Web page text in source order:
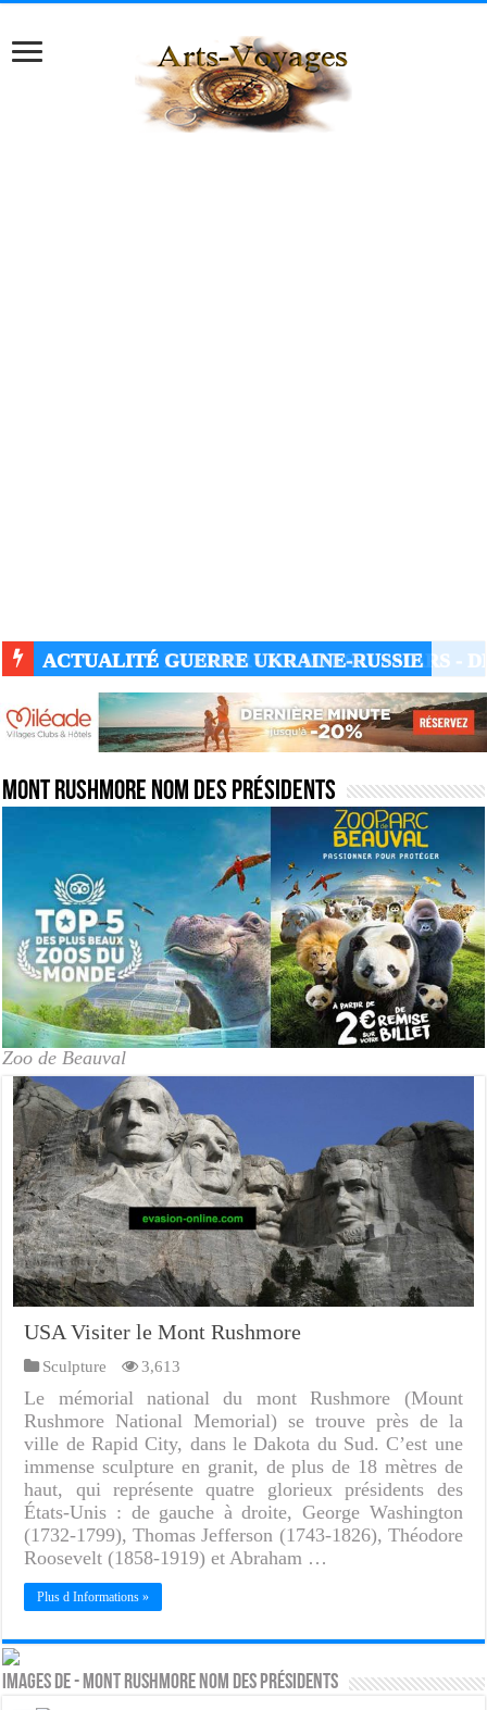
ACTUALITÉ GUERRE UKRAINE-RUSSIE
Mont Rushmore nom des présidents
Zoo de Beauval
USA Visiter le Mont Rushmore
Sculpture 3,613
Le mémorial national du mont Rushmore (Mount
Rushmore National Memorial) se trouve près de la
ville de Rapid City, dans le Dakota du Sud. C’est une
immense sculpture en granit, de plus de 18 mètres de
haut, qui représente quatre glorieux présidents des
États-Unis : de gauche à droite, George Washington
(1732-1799), Thomas Jefferson (1743-1826), Théodore
Roosevelt (1858-1919) et Abraham …
Plus d Informations »
Images de - Mont Rushmore nom des présidents